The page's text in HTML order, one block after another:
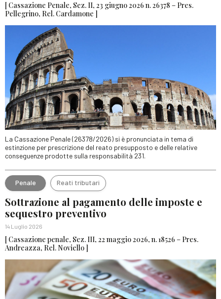
[ Cassazione Penale, Sez. II, 23 giugno 2026 n. 26378 – Pres.
Pellegrino, Rel. Cardamone ]
La Cassazione Penale (26378/2026) si è pronunciata in tema di
estinzione per prescrizione del reato presupposto e delle relative
conseguenze prodotte sulla responsabilità 231.
Penale Reati tributari
Sottrazione al pagamento delle imposte e
sequestro preventivo
14 Luglio 2026
[ Cassazione penale, Sez. III, 22 maggio 2026, n. 18526 – Pres.
Andreazza, Rel. Noviello ]